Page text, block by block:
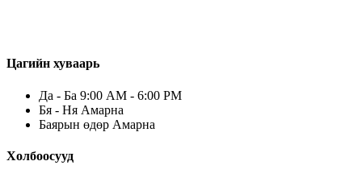
Цагийн хуваарь
Да - Ба 9:00 AM - 6:00 PM
Бя - Ня Амарна
Баярын өдөр Амарна
Холбоосууд